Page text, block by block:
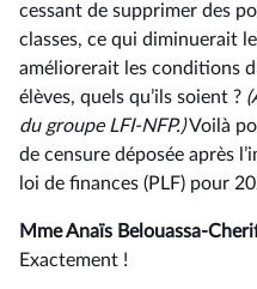
cessant de supprimer des
classes, ce qui diminuerait
améliorerait les conditions
élèves, quels qu’ils soient ?
du groupe LFI-NFP.)Voilà
de censure déposée après
loi de finances (PLF) pour
Mme Anaïs Belouassa-
Exactement !